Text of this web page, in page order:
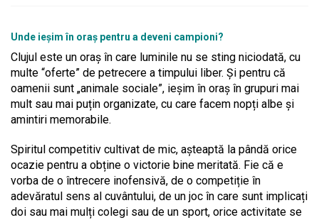
Unde ieșim în oraș pentru a deveni campioni?
Clujul este un oraș în care luminile nu se sting niciodată, cu
multe “oferte” de petrecere a timpului liber. Și pentru că
oamenii sunt „animale sociale”, ieșim în oraș în grupuri mai
mult sau mai puțin organizate, cu care facem nopți albe și
amintiri memorabile.
Spiritul competitiv cultivat de mic, așteaptă la pândă orice
ocazie pentru a obține o victorie bine meritată. Fie că e
vorba de o întrecere inofensivă, de o competiție în
adevăratul sens al cuvântului, de un joc în care sunt implicați
doi sau mai mulți colegi sau de un sport, orice activitate se